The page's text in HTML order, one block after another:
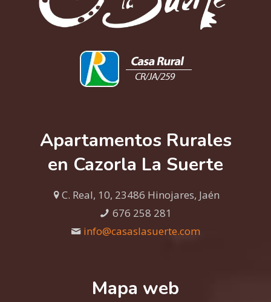
Apartamentos Rurales
en Cazorla La Suerte
C. Real, 10, 23486 Hinojares, Jaén
676 258 281
info@casaslasuerte.com
Mapa web